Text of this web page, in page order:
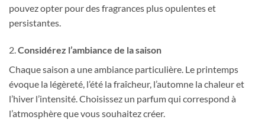
pouvez opter pour des fragrances plus opulentes et
persistantes.
2.Considérez l’ambiance de la saison
Chaque saison a une ambiance particulière. Le printemps
évoque la légèreté, l’été la fraîcheur, l’automne la chaleur et
l’hiver l’intensité. Choisissez un parfum qui correspond à
l’atmosphère que vous souhaitez créer.